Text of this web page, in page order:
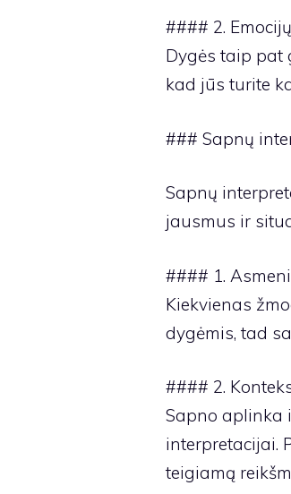
#### 2.
Dygės taip pat
kad jūs turite
### Sapnų
Sapnų
jausmus ir
#### 1.
Kiekvienas
dygėmis, tad
#### 2.
Sapno aplinka
interpretacijai.
teigiamą